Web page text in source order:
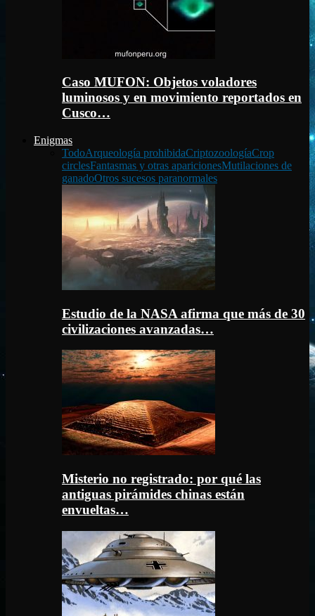
Caso MUFON: Objetos voladores
luminosos y en movimiento reportados en
Cusco…
Enigmas
TodoArqueología prohibidaCriptozoologíaCrop
circlesFantasmas y otras aparicionesMutilaciones de
ganadoOtros sucesos paranormales
Estudio de la NASA afirma que más de 30
civilizaciones avanzadas…
Misterio no registrado: por qué las
antiguas pirámides chinas están
envueltas…